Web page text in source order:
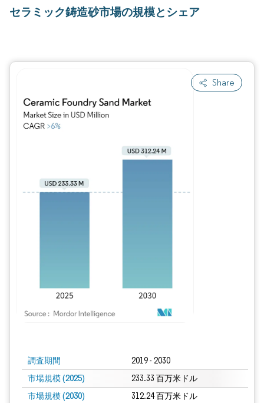
セラミック鋳造砂市場の規模とシェア
Share
調査期間 2019 - 2030
市場規模 (2025) 233.33 百万米ドル
市場規模 (2030) 312.24 百万米ドル